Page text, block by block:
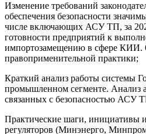
Изменение требований
обеспечения безопасности
числе включающих АСУ ТП, за
готовности предприятий к
импортозамещению в сфере КИИ.
правоприменительной практики;
Краткий анализ работы системы
промышленном сегменте. Анализ
связанных с безопасностью АСУ
Практические шаги, инициативы
регуляторов (Минэнерго,